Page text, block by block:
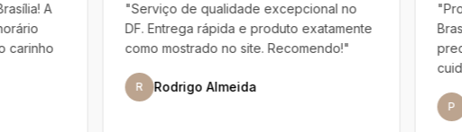
no
"
"Profissionais muito atenciosos em
Brasília. Entenderam perfeitamente o que
precisávamos e entregaram com muito
"